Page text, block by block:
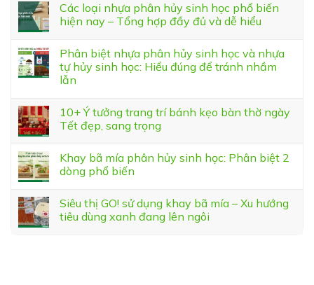
Các loại nhựa phân hủy sinh học phổ biến
hiện nay – Tổng hợp đầy đủ và dễ hiểu
Phân biệt nhựa phân hủy sinh học và nhựa
tự hủy sinh học: Hiểu đúng để tránh nhầm
lẫn
10+ Ý tưởng trang trí bánh kẹo bàn thờ ngày
Tết đẹp, sang trọng
Khay bã mía phân hủy sinh học: Phân biệt 2
dòng phổ biến
Siêu thị GO! sử dụng khay bã mía – Xu hướng
tiêu dùng xanh đang lên ngôi